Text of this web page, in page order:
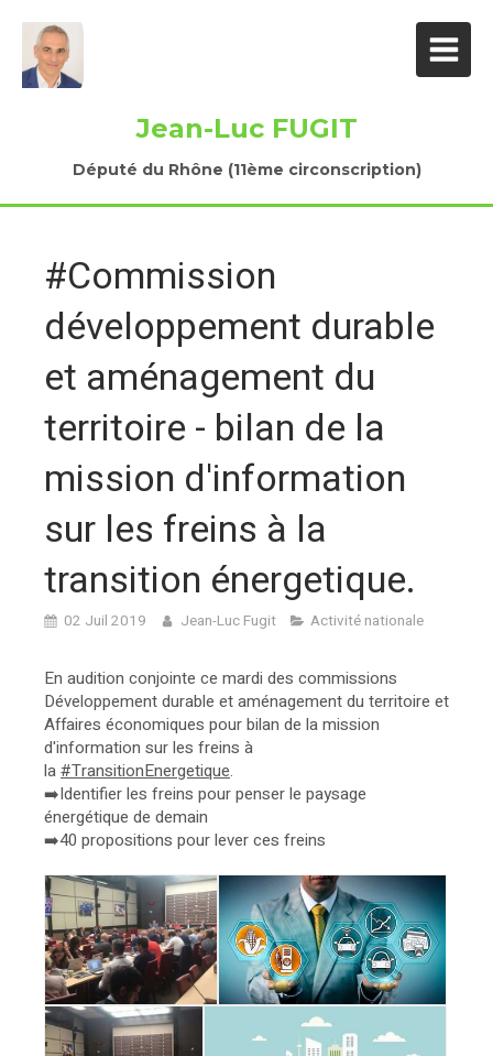
Jean-Luc FUGIT
Député du Rhône (11ème circonscription)
#Commission
développement durable
et aménagement du
territoire - bilan de la
mission d'information
sur les freins à la
transition énergetique.
02 Juil 2019 Jean-Luc Fugit Activité nationale
En audition conjointe ce mardi des commissions
Développement durable et aménagement du territoire et
Affaires économiques pour bilan de la mission
d'information sur les freins à
la#TransitionEnergetique.
➡️Identifier les freins pour penser le paysage
énergétique de demain
➡️40 propositions pour lever ces freins